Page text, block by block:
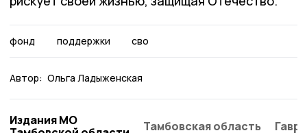
фонд поддержки сво
Автор: Ольга Ладыженская
Издания МО
Тамбовская область